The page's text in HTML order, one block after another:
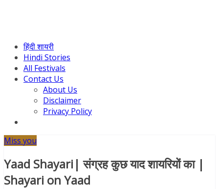
हिंदी शायरी
Hindi Stories
All Festivals
Contact Us
About Us
Disclaimer
Privacy Policy
Miss you
Yaad Shayari| संग्रह कुछ याद शायरियों का |
Shayari on Yaad